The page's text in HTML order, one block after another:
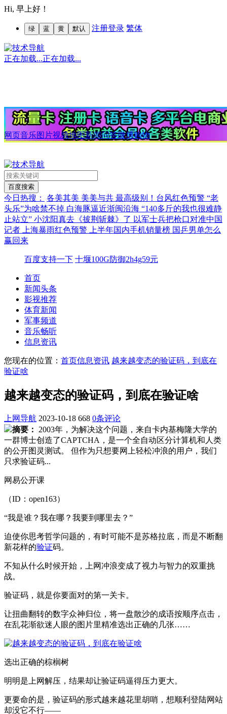
Hi, 早上好！
绿 蓝 黄 默认 注册登录 繁体
正在加载...正在加载...
网页音乐图片视频地图新闻问答微博购物
今日热搜： 各美其美 美美与共 最高级别！台风红色预警 “老
头乐”为啥禁不掉 白海豚逼近浙闽沿海 “140多斤的我也很难静
止站立” 小沈阳真去《披荆斩棘》了 以军士兵把枪口对准中国
记者
上海暴雨红色预警 上半年国内手机销量榜 国乒男单怎么
赢回来
百度支持一下 十堰100G防御2h4g59元
首页
新闻头条
影视推荐
体育新闻
军事频道
音乐畅听
信息资讯
您现在的位置： 首页信息资讯 越来越变态的验证码，到底在
验证啥
越来越变态的验证码，到底在验证啥
上网导航 2023-10-18 668 0条评论
摘要：
2003年，为解决这个问题，来自卡内基梅隆大学的
一群博士创造了CAPTCHA，是一个全自动区分计算机和人类
的公开图灵测试。 但作为只想要网上轻松冲浪的用户，我们
只求验证码...
网易公开课
（ID：open163）
“我是谁？我在哪？我要到哪里去？”
迫使你思考哲学问题的，有时可能不是苏格拉底，而是不断翻
新花样的验证码。
不知从什么时候开始，上网冲浪变成了视力与智力的双重挑
战。
验证码，就是你要面对的第一关卡。
让扭曲翻转的数字众神归位，将一盘散沙的成语按顺序点击，
在乱花渐欲迷人眼的图片里精准选出正确的几张……
选出正确的棕榈树
明明是上网解压，结果却让验证码逼得压力更大。
更要命的是，验证码的形式越来越花里胡哨，想顺利登陆网站
却没它不行——